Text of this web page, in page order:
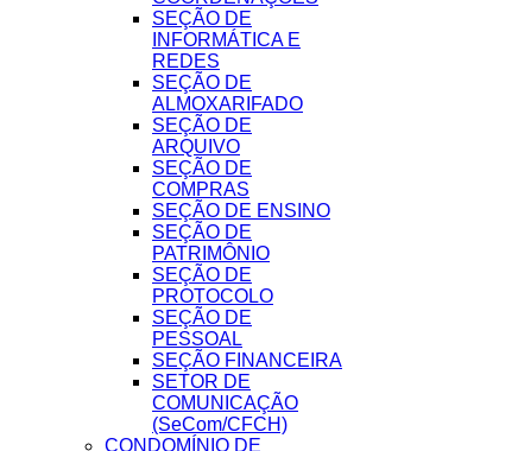
SEÇÃO DE
INFORMÁTICA E
REDES
SEÇÃO DE
ALMOXARIFADO
SEÇÃO DE
ARQUIVO
SEÇÃO DE
COMPRAS
SEÇÃO DE ENSINO
SEÇÃO DE
PATRIMÔNIO
SEÇÃO DE
PROTOCOLO
SEÇÃO DE
PESSOAL
SEÇÃO FINANCEIRA
SETOR DE
COMUNICAÇÃO
(SeCom/CFCH)
CONDOMÍNIO DE